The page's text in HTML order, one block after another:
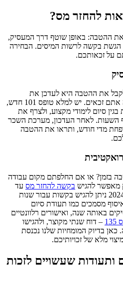
להחזר מס?
ההטבה: באופן שוטף דרך המעסיק,
הגשת בקשה לרשות המיסים. הבחירה
על זכאותכם.
את ההטבה היא לעדכן את
המעסיק בתחילת שנת המס שבה אתם זכאים. יש למלא טופס 101 חדש,
סיום לימודי מקצוע, ולצרף את
השעות. לאחר העדכון, מערכת השכר
מדי חודש, ותראו את ההטבה
בזמן? או אם החלפתם מקום עבודה
מאפשר להגיש בקשה להחזר מס עד
שש שנים אחורה. כלומר, בשנת 2024 ניתן להגיש בקשות עבור שנות
איסוף מסמכים כמו תעודת סיום
106 מכל המעסיקים באותה שנה, ואישורים רלוונטיים
– דוח שנתי מקוצר, ולהגישו
כאן בדיוק המומחיות שלנו נכנסת
מלא של זכויותיכם.
ותעודות שעשויים לזכות